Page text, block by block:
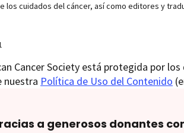
los cuidados del cáncer, así como editores y
Cancer Society está protegida por los
nuestra Política de Uso del Contenido
a generosos donantes